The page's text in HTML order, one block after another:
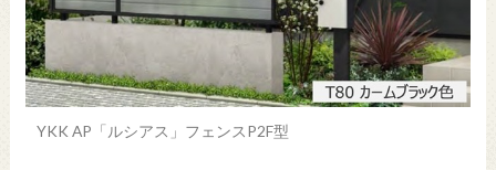
YKK AP「ルシアス」フェンスP2F型